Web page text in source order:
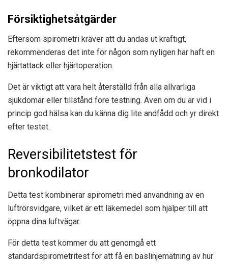
Försiktighetsåtgärder
Eftersom spirometri kräver att du andas ut kraftigt,
rekommenderas det inte för någon som nyligen har haft en
hjärtattack eller hjärtoperation.
Det är viktigt att vara helt återställd från alla allvarliga
sjukdomar eller tillstånd före testning. Även om du är vid i
princip god hälsa kan du känna dig lite andfådd och yr direkt
efter testet.
Reversibilitetstest för
bronkodilator
Detta test kombinerar spirometri med användning av en
luftrörsvidgare, vilket är ett läkemedel som hjälper till att
öppna dina luftvägar.
För detta test kommer du att genomgå ett
standardspirometritest för att få en baslinjemätning av hur